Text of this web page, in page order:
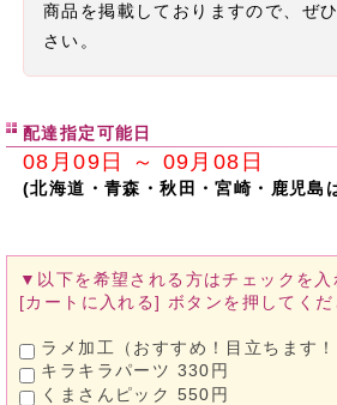
商品を掲載しておりますので、ぜ
さい。
配達指定可能日
08月09日 ～ 09月08日
(北海道・青森・秋田・宮崎・鹿児島
▼以下を希望される方はチェックを入
[カートに入れる] ボタンを押してくだ
ラメ加工（おすすめ！目立ちます
キラキラパーツ 330円
くまさんピック 550円